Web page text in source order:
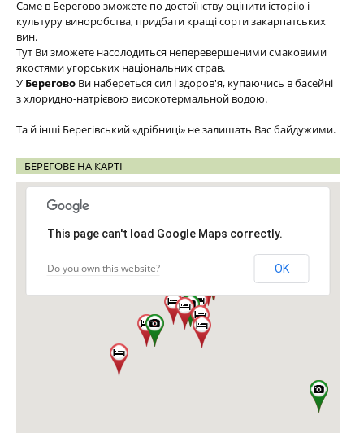
Саме в Берегово зможете по достоїнству оцінити історію і
культуру виноробства, придбати кращі сорти закарпатських
вин.
Тут Ви зможете насолодиться неперевершеними смаковими
якостями угорських національних страв.
У Берегово Ви набереться сил і здоров'я, купаючись в басейні
з хлоридно-натрієвою високотермальной водою.
Та й інші Берегівський «дрібниці» не залишать Вас байдужими.
БЕРЕГОВЕ НА КАРТІ
This page can't load Google Maps correctly.
Do you own this website? OK